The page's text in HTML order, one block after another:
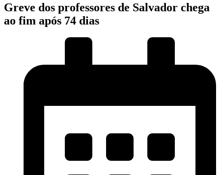
Greve dos professores de Salvador chega
ao fim após 74 dias